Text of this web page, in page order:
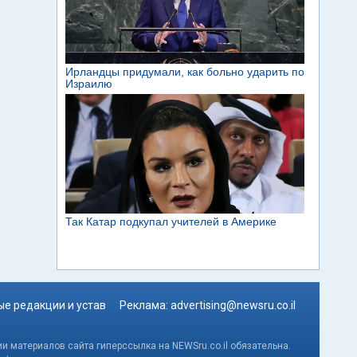
редакции и устав Реклама: advertising@newsru.co.il
сайта гиперссылка на NEWSru.co.il обязательна.